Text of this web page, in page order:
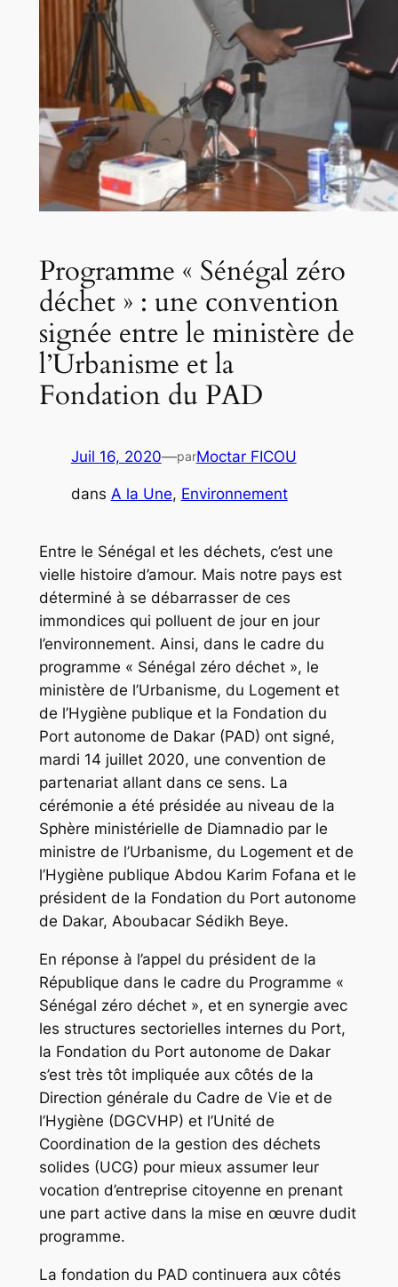
Programme « Sénégal zéro
déchet » : une convention
signée entre le ministère de
l’Urbanisme et la
Fondation du PAD
Juil 16, 2020—parMoctar FICOU
dans A la Une, Environnement
Entre le Sénégal et les déchets, c’est une
vielle histoire d’amour. Mais notre pays est
déterminé à se débarrasser de ces
immondices qui polluent de jour en jour
l’environnement. Ainsi, dans le cadre du
programme « Sénégal zéro déchet », le
ministère de l’Urbanisme, du Logement et
de l’Hygiène publique et la Fondation du
Port autonome de Dakar (PAD) ont signé,
mardi 14 juillet 2020, une convention de
partenariat allant dans ce sens. La
cérémonie a été présidée au niveau de la
Sphère ministérielle de Diamnadio par le
ministre de l’Urbanisme, du Logement et de
l’Hygiène publique Abdou Karim Fofana et le
président de la Fondation du Port autonome
de Dakar, Aboubacar Sédikh Beye.
En réponse à l’appel du président de la
République dans le cadre du Programme «
Sénégal zéro déchet », et en synergie avec
les structures sectorielles internes du Port,
la Fondation du Port autonome de Dakar
s’est très tôt impliquée aux côtés de la
Direction générale du Cadre de Vie et de
l’Hygiène (DGCVHP) et l’Unité de
Coordination de la gestion des déchets
solides (UCG) pour mieux assumer leur
vocation d’entreprise citoyenne en prenant
une part active dans la mise en œuvre dudit
programme.
La fondation du PAD continuera aux côtés